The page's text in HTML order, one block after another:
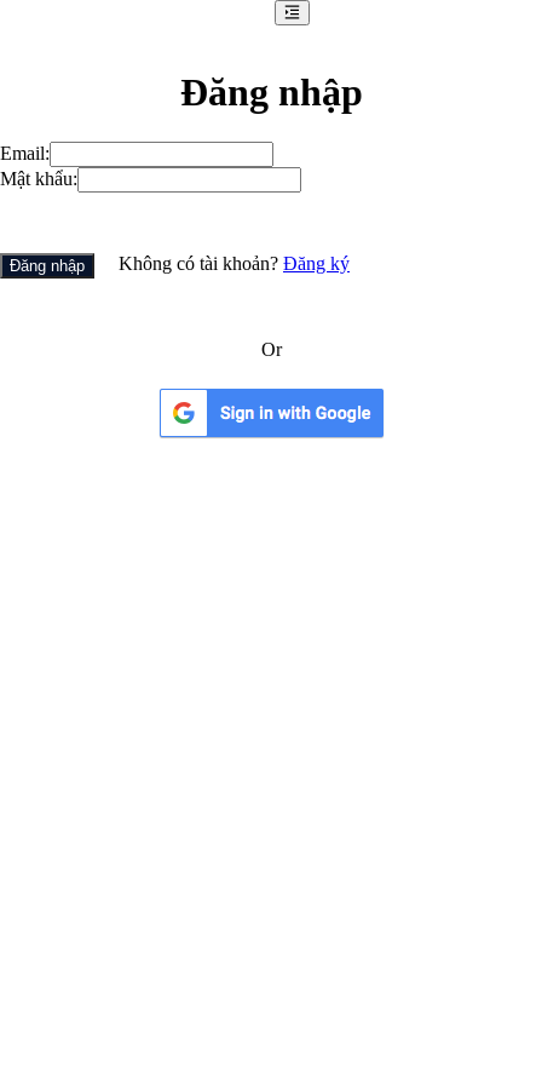
Đăng nhập
Email:
Mật khẩu:
Đăng nhập Không có tài khoản? Đăng ký
Or